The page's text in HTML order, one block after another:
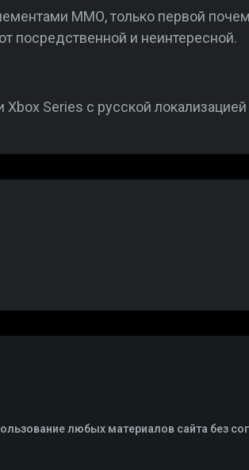
ММО, только первой
посредственной и неинтересной.
Series с русской локализацией
любых материалов сайта без